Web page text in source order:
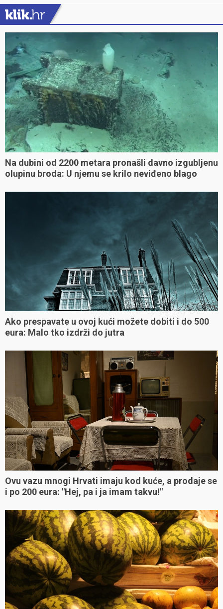
Na dubini od 2200 metara pronašli davno izgubljenu
olupinu broda: U njemu se krilo neviđeno blago
Ako prespavate u ovoj kući možete dobiti i do 500
eura: Malo tko izdrži do jutra
Ovu vazu mnogi Hrvati imaju kod kuće, a prodaje se
i po 200 eura: "Hej, pa i ja imam takvu!"